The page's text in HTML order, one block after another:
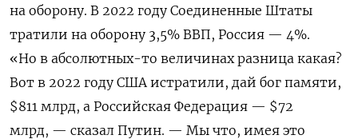
на оборону. В 2022 году Соединенные Штаты
тратили на оборону 3,5% ВВП, Россия — 4%.
«Но в абсолютных-то величинах разница какая?
Вот в 2022 году США истратили, дай бог памяти,
$811 млрд, а Российская Федерация — $72
млрд, — сказал Путин. — Мы что, имея это